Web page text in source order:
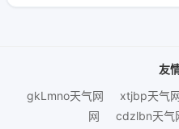
友
gkLmno天气网
xtjbp天气
网
cdzlbn天气